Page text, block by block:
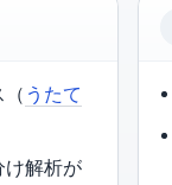
うたて
け解析が